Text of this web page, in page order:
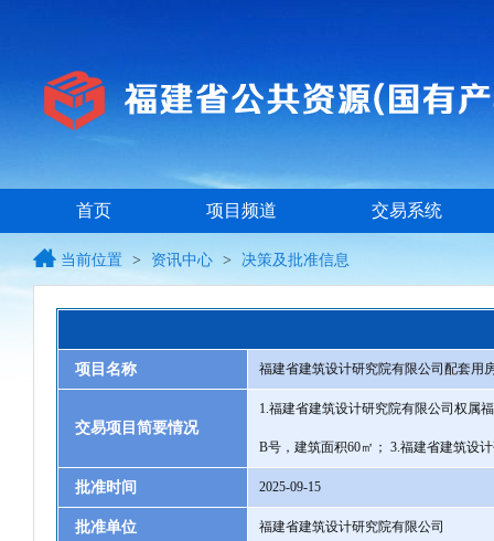
首页 项目频道 交易系统
当前位置 > 资讯中心 > 决策及批准信息
项目名称 福建省建筑设计研究院有限公司配套用
交易项目简要情况
1.福建省建筑设计研究院有限公司权属
B号，建筑面积60㎡； 3.福建省建筑设
批准时间 2025-09-15
批准单位 福建省建筑设计研究院有限公司